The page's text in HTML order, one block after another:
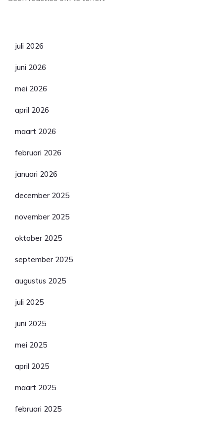
juli 2026
juni 2026
mei 2026
april 2026
maart 2026
februari 2026
januari 2026
december 2025
november 2025
oktober 2025
september 2025
augustus 2025
juli 2025
juni 2025
mei 2025
april 2025
maart 2025
februari 2025